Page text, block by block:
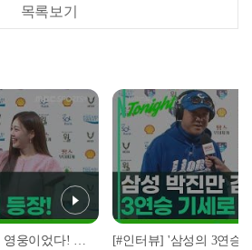
목록보기
[#인터뷰] 삼성 김영웅, 찐 영웅이었다! 통산 두 번째 만루홈런 폭발 I #베이스볼투나잇 2025.03.25